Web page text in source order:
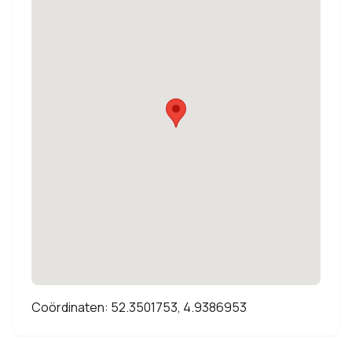
Coördinaten: 52.3501753, 4.9386953